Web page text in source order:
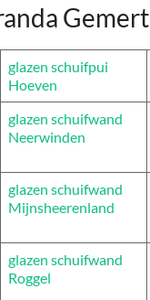
Gemert
glazen schuifpui
Hoeven
glazen schuifwand
Neerwinden
glazen schuifwand
Mijnsheerenland
glazen schuifwand
Roggel